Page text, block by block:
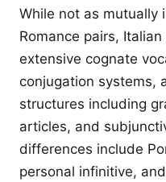
While not as mutually
Romance pairs,
extensive cognate
conjugation systems,
structures including
articles, and
differences include
personal infinitive,